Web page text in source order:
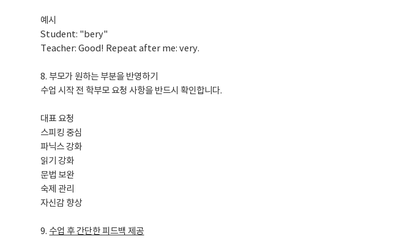
예시
Student: "bery"
Teacher: Good! Repeat after me: very.
8. 부모가 원하는 부분을 반영하기
수업 시작 전 학부모 요청 사항을 반드시 확인합니다.
대표 요청
스피킹 중심
파닉스 강화
읽기 강화
문법 보완
숙제 관리
자신감 향상
9. 수업 후 간단한 피드백 제공